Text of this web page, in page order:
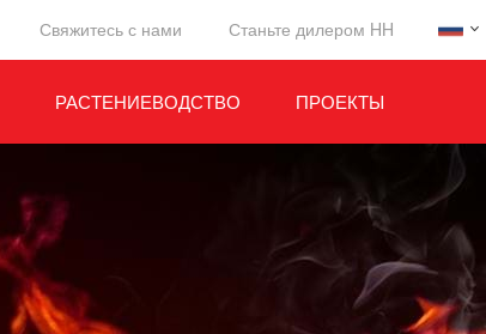
Свяжитесь с нами Станьте дилером HH
РАСТЕНИЕВОДСТВО ПРОЕКТЫ